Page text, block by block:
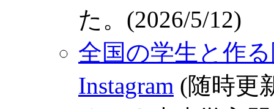
た。(2026/5/12)
全国の学生と作
Instagram (随時更